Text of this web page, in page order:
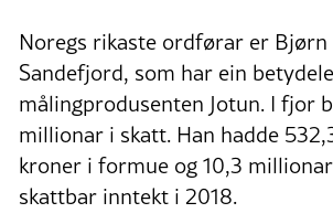
Noregs rikaste ordførar er Bjørn
Sandefjord, som har ein
målingprodusenten Jotun. I fjor
millionar i skatt. Han hadde
kroner i formue og 10,3
skattbar inntekt i 2018.